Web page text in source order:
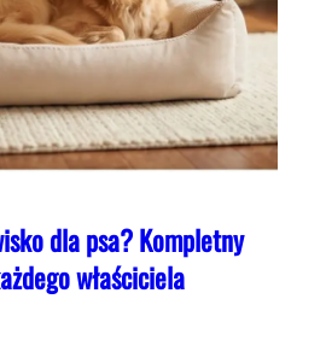
dla psa? Kompletny
właściciela